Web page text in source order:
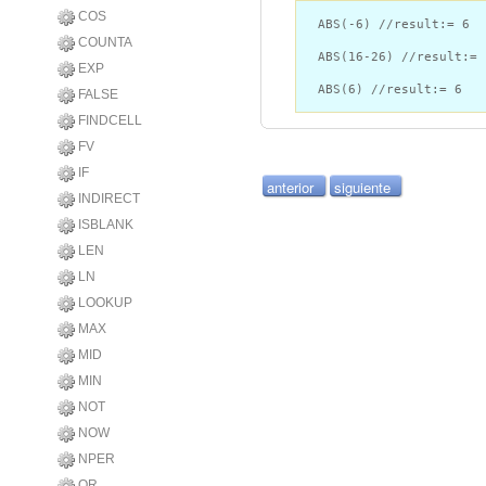
COS
COUNTA
EXP
FALSE
FINDCELL
FV
IF
INDIRECT
ISBLANK
LEN
LN
LOOKUP
MAX
MID
MIN
NOT
NOW
NPER
ABS(-6) //result:= 6
ABS(16-26) //result:=
ABS(6) //result:= 6
anterior siguiente